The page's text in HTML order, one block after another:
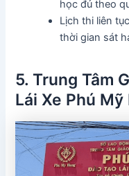
học đủ theo
Lịch thi liên
thời gian sát
5. Trung Tâm
Lái Xe Phú Mỹ